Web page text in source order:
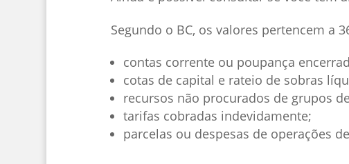
Segundo o BC, os valores pertencem a
contas corrente ou poupança
cotas de capital e rateio de sobras
recursos não procurados de grupos
tarifas cobradas indevidamente;
parcelas ou despesas de operações